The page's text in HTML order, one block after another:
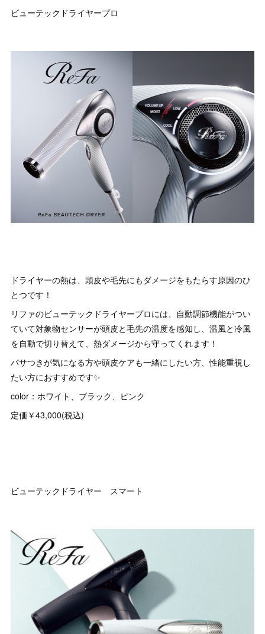
ビューテックドライヤープロ
ドライヤーの熱は、頭皮や毛先にもダメージをもたらす原因のひ
とつです！
リファのビューテックドライヤープロには、自動調節機能がつい
ていて対象物センサーが頭皮と毛先の温度を感知し、温風と冷風
を自動で切り替えて、熱ダメージから守ってくれます！
パサつきが気になる方や頭皮ケアも一緒にしたい方、性能重視し
たい方におすすめです✨
color：ホワイト、ブラック、ピンク
定価￥43,000(税込)
ビューテックドライヤー スマート